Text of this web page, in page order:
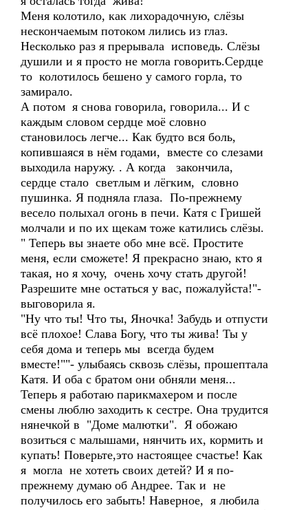
Меня колотило, как лихорадочную, слёзы
нескончаемым потоком лились из глаз.
Несколько раз я прерывала исповедь. Слёзы
душили и я просто не могла говорить.Сердце
то колотилось бешено у самого горла, то
замирало.
А потом я снова говорила, говорила... И с
каждым словом сердце моё словно
становилось легче... Как будто вся боль,
копившаяся в нём годами, вместе со слезами
выходила наружу. . А когда закончила,
сердце стало светлым и лёгким, словно
пушинка. Я подняла глаза. По-прежнему
весело полыхал огонь в печи. Катя с Гришей
молчали и по их щекам тоже катились слёзы.
" Теперь вы знаете обо мне всё. Простите
меня, если сможете! Я прекрасно знаю, кто я
такая, но я хочу, очень хочу стать другой!
Разрешите мне остаться у вас, пожалуйста!"-
выговорила я.
"Ну что ты! Что ты, Яночка! Забудь и отпусти
всё плохое! Слава Богу, что ты жива! Ты у
себя дома и теперь мы всегда будем
вместе!""- улыбаясь сквозь слёзы, прошептала
Катя. И оба с братом они обняли меня...
Теперь я работаю парикмахером и после
смены люблю заходить к сестре. Она трудится
нянечкой в "Доме малютки". Я обожаю
возиться с малышами, нянчить их, кормить и
купать! Поверьте,это настоящее счастье! Как
я могла не хотеть своих детей? И я по-
прежнему думаю об Андрее. Так и не
получилось его забыть! Наверное, я любила